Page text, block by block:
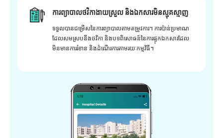
ការព្យាបាលថវិកាងាយស្រួល និងឯកសារមិនស្មុគស្មាញ
ទទួលបានជម្រើសនៃការព្យាបាលតាមតម្រូវការ។ ការប៉ាន់ប្រមាណ
ដែលសមស្របនឹងថវិកា និងបទពិសោធន៍នៃការផ្ទុកឯកសារដែល
មិនមានការរំខាន និងដំណើរការតាមរយៈកម្មវិធី។